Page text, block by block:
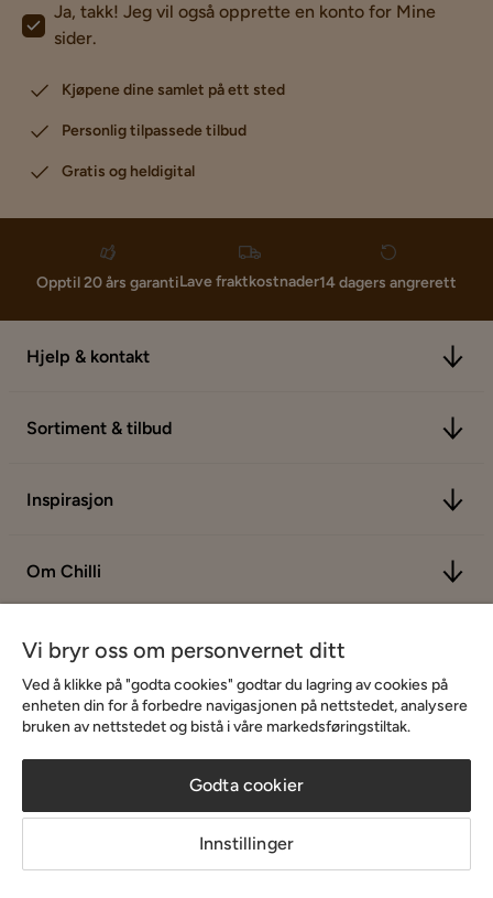
Ja, takk! Jeg vil også opprette en konto for Mine
sider.
Kjøpene dine samlet på ett sted
Personlig tilpassede tilbud
Gratis og heldigital
Opptil 20 års garantiLave fraktkostnader14 dagers angrerett
Hjelp & kontakt
Sortiment & tilbud
Inspirasjon
Om Chilli
Copyright © 2026 Home Furnishing Nordic AB
Vi bryr oss om personvernet ditt
Ved å klikke på "godta cookies" godtar du lagring av cookies på
enheten din for å forbedre navigasjonen på nettstedet, analysere
bruken av nettstedet og bistå i våre markedsføringstiltak.
Godta cookier
Innstillinger